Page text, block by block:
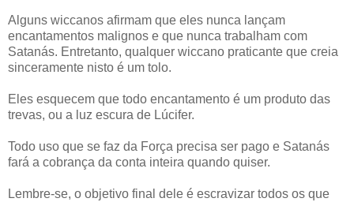
Alguns wiccanos afirmam que eles nunca lançam
encantamentos malignos e que nunca trabalham com
Satanás. Entretanto, qualquer wiccano praticante que creia
sinceramente nisto é um tolo.
Eles esquecem que todo encantamento é um produto das
trevas, ou a luz escura de Lúcifer.
Todo uso que se faz da Força precisa ser pago e Satanás
fará a cobrança da conta inteira quando quiser.
Lembre-se, o objetivo final dele é escravizar todos os que